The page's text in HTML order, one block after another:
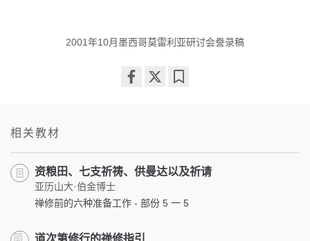
2001年10月墨西哥莫雷利亚研讨会誊录稿
相关教材
资粮田、七支祈祷、供曼达以及祈请
亚历山大·伯金博士
禅修前的六种准备工作 - 部份 5 一 5
道次第修行的禅修指引